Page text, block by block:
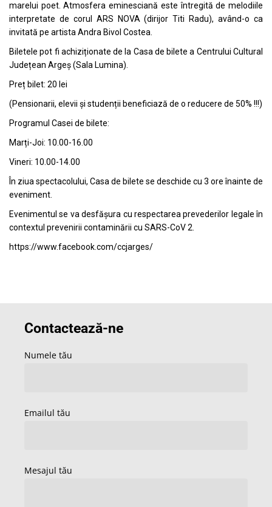
marelui poet. Atmosfera eminesciană este întregită de melodiile
interpretate de corul ARS NOVA (dirijor Titi Radu), având-o ca
invitată pe artista Andra Bivol Costea.
Biletele pot fi achiziționate de la Casa de bilete a Centrului Cultural
Județean Argeș (Sala Lumina).
Preț bilet: 20 lei
(Pensionarii, elevii și studenții beneficiază de o reducere de 50% !!!)
Programul Casei de bilete:
Marți-Joi: 10.00-16.00
Vineri: 10.00-14.00
În ziua spectacolului, Casa de bilete se deschide cu 3 ore înainte de
eveniment.
Evenimentul se va desfășura cu respectarea prevederilor legale în
contextul prevenirii contaminării cu SARS-CoV 2.
https://www.facebook.com/ccjarges/